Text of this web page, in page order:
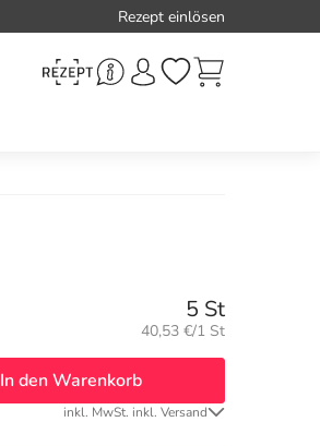
Rezept einlösen
5 St
Grundpreis:
40,53 €/1 St
In den Warenkorb
inkl. MwSt. inkl. Versand